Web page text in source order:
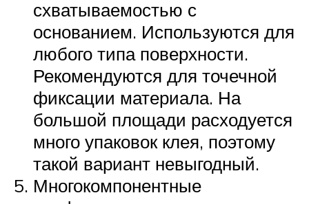
схватываемостью с
основанием. Используются для
любого типа поверхности.
Рекомендуются для точечной
фиксации материала. На
большой площади расходуется
много упаковок клея, поэтому
такой вариант невыгодный.
Многокомпонентные